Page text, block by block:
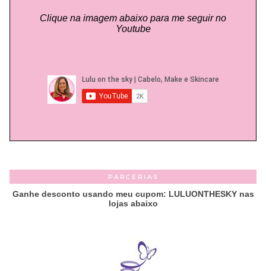
Clique na imagem abaixo para me seguir no
Youtube
PARCERIAS
Ganhe desconto usando meu cupom: LULUONTHESKY nas
lojas abaixo